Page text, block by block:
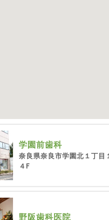
学園前歯科
奈良県奈良市学園北１丁目
４F
野阪歯科医院